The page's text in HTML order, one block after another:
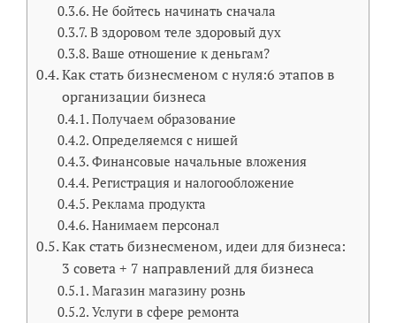
Не бойтесь начинать сначала
В здоровом теле здоровый дух
Ваше отношение к деньгам?
Как стать бизнесменом с нуля:6 этапов в
организации бизнеса
Получаем образование
Определяемся с нишей
Финансовые начальные вложения
Регистрация и налогообложение
Реклама продукта
Нанимаем персонал
Как стать бизнесменом, идеи для бизнеса:
3 совета + 7 направлений для бизнеса
Магазин магазину рознь
Услуги в сфере ремонта